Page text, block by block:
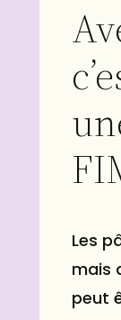
Les
mais
peut